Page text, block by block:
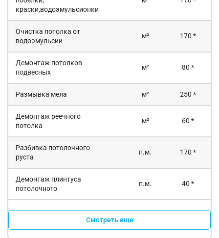
краски,водоэмульсионки
Очистка потолка от
водоэмульсии
м² 170 *
Демонтаж потолков
подвесных
м² 80 *
Размывка мела м² 250 *
Демонтаж реечного
потолка
м² 60 *
Разбивка потолочного
руста
п.м. 170 *
Демонтаж плинтуса
потолочного
п.м. 40 *
Смотреть еще